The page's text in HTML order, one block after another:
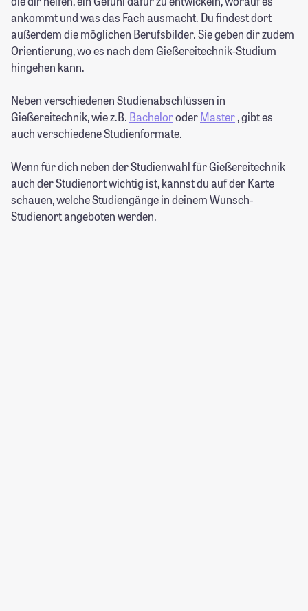
ankommt und was das Fach ausmacht. Du findest dort
außerdem die möglichen Berufsbilder. Sie geben dir zudem
Orientierung, wo es nach dem Gießereitechnik-Studium
hingehen kann.
Neben verschiedenen Studienabschlüssen in
Gießereitechnik, wie z.B. BacheloroderMaster, gibt es
auch verschiedene Studienformate.
Wenn für dich neben der Studienwahl für Gießereitechnik
auch der Studienort wichtig ist, kannst du auf der Karte
schauen, welche Studiengänge in deinem Wunsch-
Studienort angeboten werden.